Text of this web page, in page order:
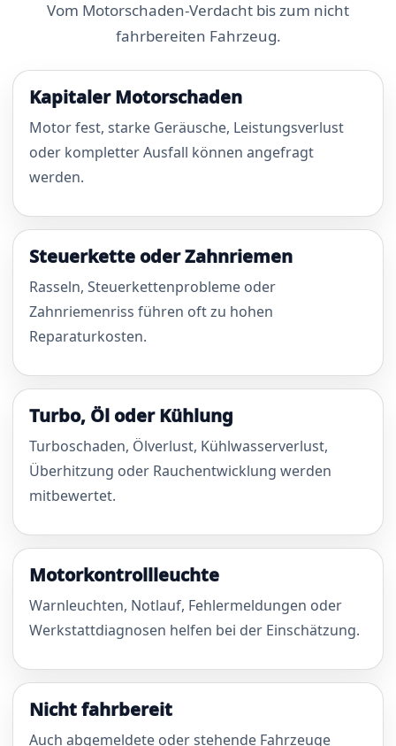
Vom Motorschaden-Verdacht bis zum nicht
fahrbereiten Fahrzeug.
Kapitaler Motorschaden
Motor fest, starke Geräusche, Leistungsverlust
oder kompletter Ausfall können angefragt
werden.
Steuerkette oder Zahnriemen
Rasseln, Steuerkettenprobleme oder
Zahnriemenriss führen oft zu hohen
Reparaturkosten.
Turbo, Öl oder Kühlung
Turboschaden, Ölverlust, Kühlwasserverlust,
Überhitzung oder Rauchentwicklung werden
mitbewertet.
Motorkontrollleuchte
Warnleuchten, Notlauf, Fehlermeldungen oder
Werkstattdiagnosen helfen bei der Einschätzung.
Nicht fahrbereit
Auch abgemeldete oder stehende Fahrzeuge